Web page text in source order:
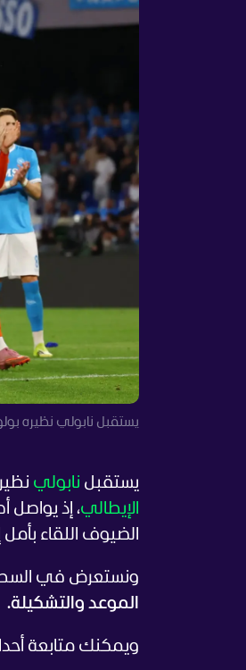
يستقبل نابولي نظيره
يستقبل نابولي
الإيطالي، إذ يواصل
الضيوف اللقاء
ونستعرض في
الموعد والتشكيلة.
ويمكنك متابعة